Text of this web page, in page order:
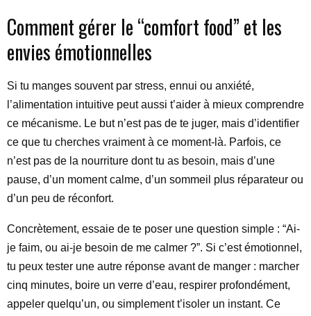
Comment gérer le “comfort food” et les
envies émotionnelles
Si tu manges souvent par stress, ennui ou anxiété,
l’alimentation intuitive peut aussi t’aider à mieux comprendre
ce mécanisme. Le but n’est pas de te juger, mais d’identifier
ce que tu cherches vraiment à ce moment-là. Parfois, ce
n’est pas de la nourriture dont tu as besoin, mais d’une
pause, d’un moment calme, d’un sommeil plus réparateur ou
d’un peu de réconfort.
Concrètement, essaie de te poser une question simple : “Ai-
je faim, ou ai-je besoin de me calmer ?”. Si c’est émotionnel,
tu peux tester une autre réponse avant de manger : marcher
cinq minutes, boire un verre d’eau, respirer profondément,
appeler quelqu’un, ou simplement t’isoler un instant. Ce